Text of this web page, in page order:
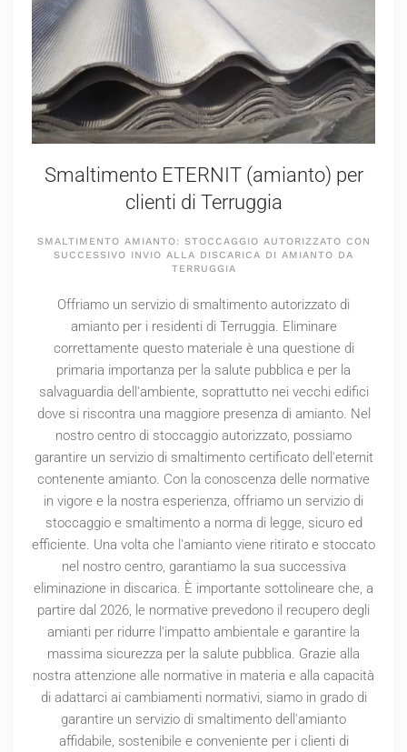
Smaltimento ETERNIT (amianto) per
clienti di Terruggia
SMALTIMENTO AMIANTO: STOCCAGGIO AUTORIZZATO CON
SUCCESSIVO INVIO ALLA DISCARICA DI AMIANTO DA
TERRUGGIA
Offriamo un servizio di smaltimento autorizzato di
amianto per i residenti di Terruggia. Eliminare
correttamente questo materiale è una questione di
primaria importanza per la salute pubblica e per la
salvaguardia dell'ambiente, soprattutto nei vecchi edifici
dove si riscontra una maggiore presenza di amianto. Nel
nostro centro di stoccaggio autorizzato, possiamo
garantire un servizio di smaltimento certificato dell'eternit
contenente amianto. Con la conoscenza delle normative
in vigore e la nostra esperienza, offriamo un servizio di
stoccaggio e smaltimento a norma di legge, sicuro ed
efficiente. Una volta che l'amianto viene ritirato e stoccato
nel nostro centro, garantiamo la sua successiva
eliminazione in discarica. È importante sottolineare che, a
partire dal 2026, le normative prevedono il recupero degli
amianti per ridurre l'impatto ambientale e garantire la
massima sicurezza per la salute pubblica. Grazie alla
nostra attenzione alle normative in materia e alla capacità
di adattarci ai cambiamenti normativi, siamo in grado di
garantire un servizio di smaltimento dell'amianto
affidabile, sostenibile e conveniente per i clienti di